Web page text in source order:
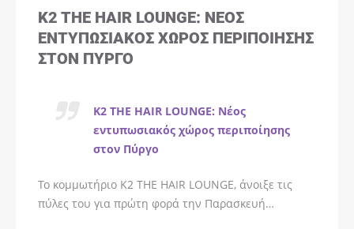
K2 THE HAIR LOUNGE: ΝΈΟΣ
ΕΝΤΥΠΩΣΙΑΚΌΣ ΧΏΡΟΣ ΠΕΡΙΠΟΊΗΣΗΣ
ΣΤΟΝ ΠΎΡΓΟ
K2 THE HAIR LOUNGE: Νέος
εντυπωσιακός χώρος περιποίησης
στον Πύργο
Το κομμωτήριο K2 THE HAIR LOUNGE, άνοιξε τις
πύλες του για πρώτη φορά την Παρασκευή…